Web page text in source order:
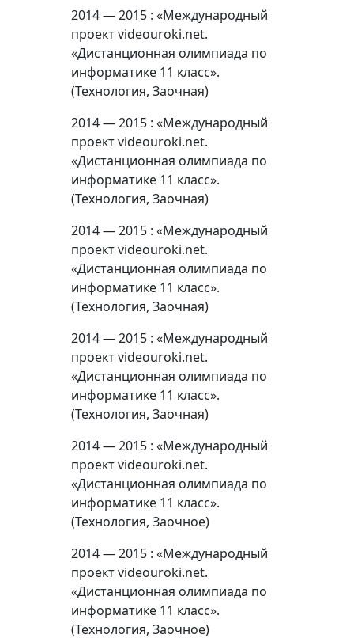
2014 — 2015 : «Международный
проект videouroki.net.
«Дистанционная олимпиада по
информатике 11 класс».
(Технология, Заочная)
2014 — 2015 : «Международный
проект videouroki.net.
«Дистанционная олимпиада по
информатике 11 класс».
(Технология, Заочная)
2014 — 2015 : «Международный
проект videouroki.net.
«Дистанционная олимпиада по
информатике 11 класс».
(Технология, Заочная)
2014 — 2015 : «Международный
проект videouroki.net.
«Дистанционная олимпиада по
информатике 11 класс».
(Технология, Заочная)
2014 — 2015 : «Международный
проект videouroki.net.
«Дистанционная олимпиада по
информатике 11 класс».
(Технология, Заочное)
2014 — 2015 : «Международный
проект videouroki.net.
«Дистанционная олимпиада по
информатике 11 класс».
(Технология, Заочное)